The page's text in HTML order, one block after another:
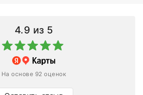
4.9 из 5
На основе 92 оценок